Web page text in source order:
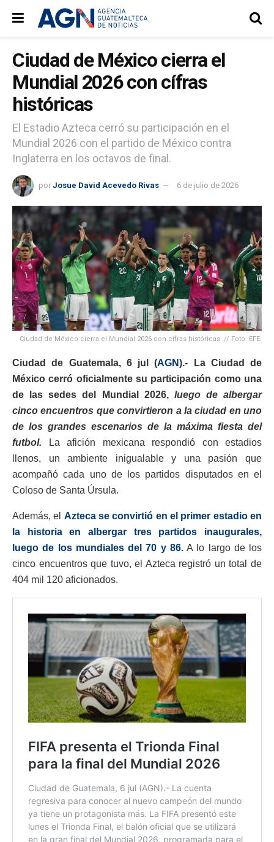
Ciudad de México cierra el
Mundial 2026 con cífras
históricas
El Estadio Azteca cerró su participación en el
Mundial 2026 con el partido de México contra
Inglaterra en los octavos de final.
por Josue David Acevedo Rivas 6 de julio de 2026
Ciudad de México cierra el Mundial 2026 con cífras históricas. // Foto: EFE.
Ciudad de Guatemala, 6 jul (AGN).- La Ciudad de
México cerró oficialmente su participación como una
de las sedes del Mundial 2026, luego de albergar
cinco encuentros que convirtieron a la ciudad en uno
de los grandes escenarios de la máxima fiesta del
futbol. La afición mexicana respondió con estadios
llenos, un ambiente inigualable y una pasión que
acompañó cada uno de los partidos disputados en el
Coloso de Santa Úrsula.
Además, el Azteca se convirtió en el primer estadio en
la historia en albergar tres partidos inaugurales,
luego de los mundiales del 70 y 86.A lo largo de los
cinco encuentros que tuvo, el Azteca registró un total de
404 mil 120 aficionados.